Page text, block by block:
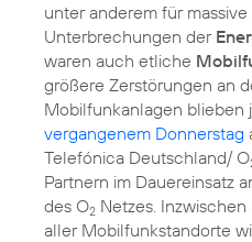
unter anderem für
Unterbrechungen der
waren auch etliche
größere Zerstörungen an
Mobilfunkanlagen blieben
vergangenem Donnerstag
Telefónica Deutschland/ O
Partnern im Dauereinsatz
des O2 Netzes.
aller Mobilfunkstandorte